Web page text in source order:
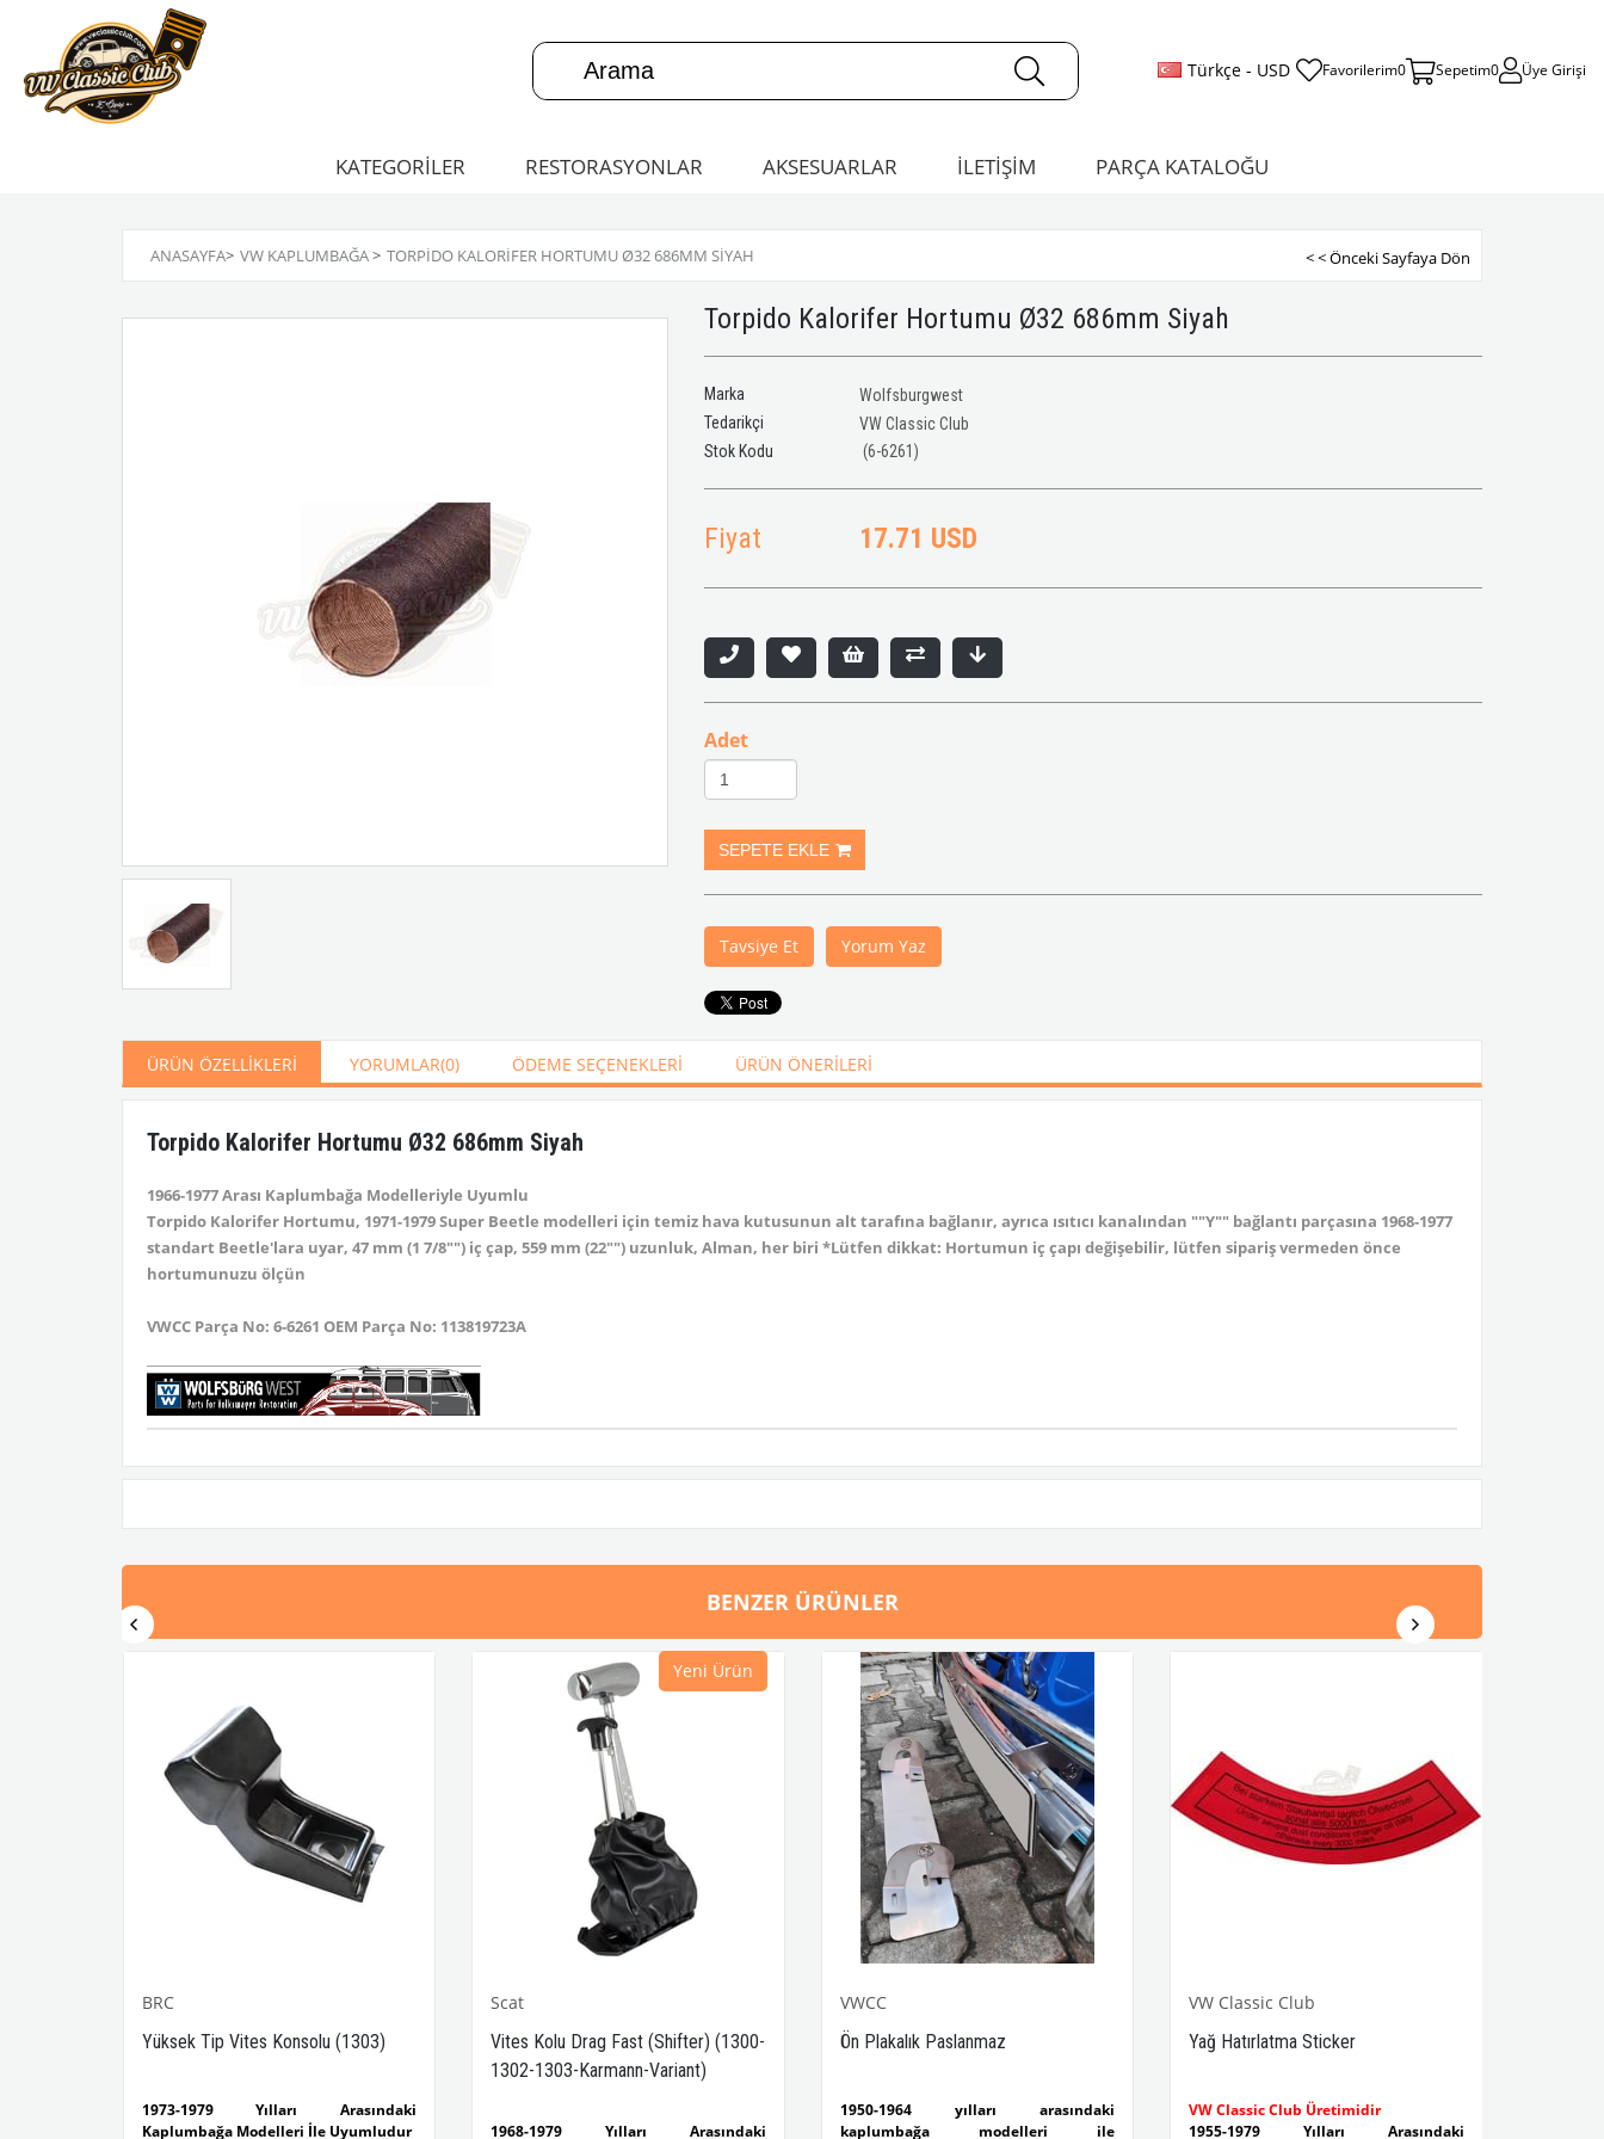
Türkçe - USD Favorilerim0 Sepetim0 Üye Girişi
KATEGORİLER RESTORASYONLAR AKSESUARLAR İLETİŞİM PARÇA KATALOĞU
ANASAYFA> VW KAPLUMBAĞA> TORPIDO KALORIFER HORTUMU Ø32 686MM SIYAH < < Önceki Sayfaya Dön
Torpido Kalorifer Hortumu Ø32 686mm Siyah
Marka
Wolfsburgwest
Tedarikçi
VW Classic Club
(6-6261)
Fiyat 17.71 USD
Adet
Tavsiye Et Yorum Yaz
ÜRÜN ÖZELLIKLERI YORUMLAR(0) ÖDEME SEÇENEKLERI ÜRÜN ÖNERILERI
Torpido Kalorifer Hortumu Ø32 686mm Siyah
1966-1977 Arası Kaplumbağa Modelleriyle Uyumlu
Torpido Kalorifer Hortumu, 1971-1979 Super Beetle modelleri için temiz hava kutusunun alt tarafına bağlanır, ayrıca ısıtıcı kanalından ""Y"" bağlantı parçasına 1968-1977
standart Beetle'lara uyar, 47 mm (1 7/8"") iç çap, 559 mm (22"") uzunluk, Alman, her biri *Lütfen dikkat: Hortumun iç çapı değişebilir, lütfen sipariş vermeden önce
hortumunuzu ölçün
VWCC Parça No: 6-6261 OEM Parça No: 113819723A
BENZER ÜRÜNLER
BRC
Yüksek Tip Vites Konsolu (1303)
1973-1979 Yılları Arasındaki
Kaplumbağa Modelleri İle Uyumludur
Scat
Vites Kolu Drag Fast (Shifter) (1300-
1302-1303-Karmann-Variant)
1968-1979 Yılları Arasındaki
Yeni Ürün
VWCC
Ön Plakalık Paslanmaz
1950-1964 yılları arasındaki
kaplumbağa modelleri ile
VW Classic Club
Yağ Hatırlatma Sticker
VW Classic Club Üretimidir
1955-1979 Yılları Arasındaki